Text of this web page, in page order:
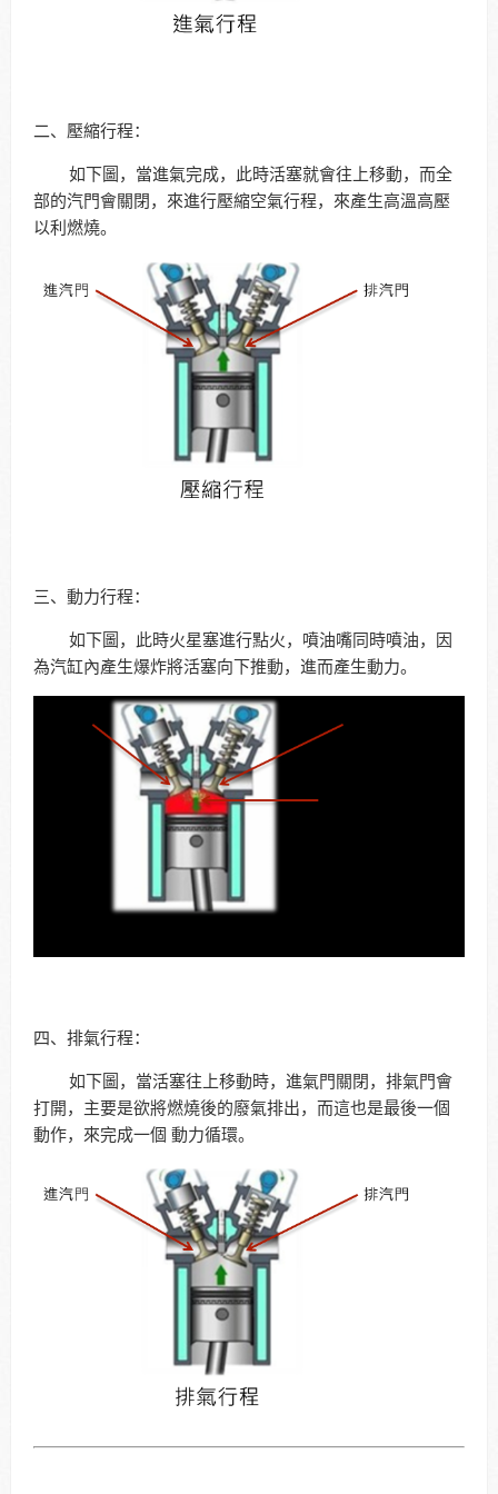
二、壓縮行程：
如下圖，當進氣完成，此時活塞就會往上移動，而全
部的汽門會關閉，來進行壓縮空氣行程，來產生高溫高壓
以利燃燒。
三、動力行程：
如下圖，此時火星塞進行點火，噴油嘴同時噴油，因
為汽缸內產生爆炸將活塞向下推動，進而產生動力。
四、排氣行程：
如下圖，當活塞往上移動時，進氣門關閉，排氣門會
打開，主要是欲將燃燒後的廢氣排出，而這也是最後一個
動作，來完成一個 動力循環。